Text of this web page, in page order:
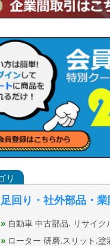
足回り・社外部品・業
自動車 中古部品. リサイク
ローター 研磨.スリット.塗